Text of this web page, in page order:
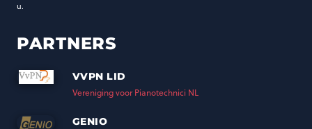
u.
PARTNERS
VVPN LID
Vereniging voor Pianotechnici NL
GENIO